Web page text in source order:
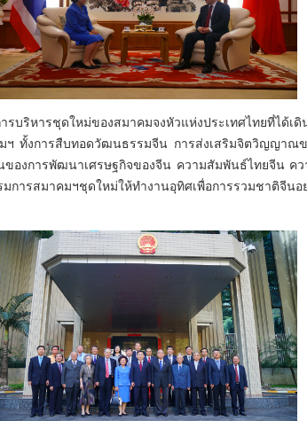
ริหารชุดใหม่ของสมาคมจงหัวแห่งประเทศไทยที่ได้เ
ฯ ทั้งการสืบทอดวัฒนธรรมจีน การส่งเสริมจิตวิญญา
องการพัฒนาเศรษฐกิจของจีน ความสัมพันธ์ไทยจีน
การสมาคมฯชุดใหม่ให้ทำงานอุทิศเพื่อการรวมชาติจีน